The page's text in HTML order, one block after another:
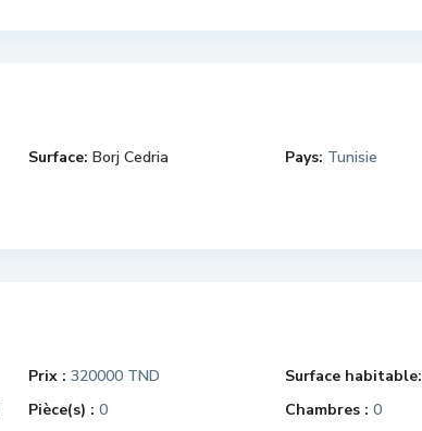
Surface: Borj Cedria Pays: Tunisie
Prix : 320000 TND Surface habitable:
Pièce(s) : 0 Chambres : 0